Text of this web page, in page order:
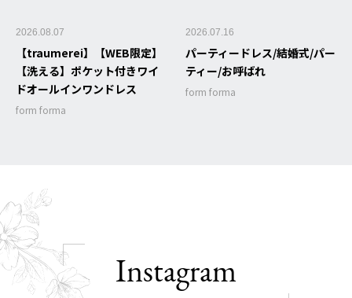
2026.08.07
【traumerei】【WEB限定】
【洗える】ポケット付きワイ
ドオールインワンドレス
form forma
2026.07.16
パーティードレス/結婚式/パー
ティー/お呼ばれ
form forma
Instagram